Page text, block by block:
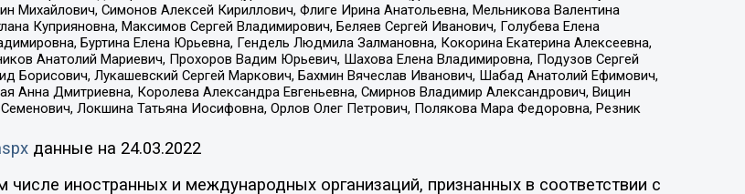
Михайлович, Симонов Алексей Кириллович, Флиге Ирина Анатольевна, Мельникова Валентина
Куприяновна, Максимов Сергей Владимирович, Беляев Сергей Иванович, Голубева Елена
Буртина Елена Юрьевна, Гендель Людмила Залмановна, Кокорина Екатерина Алексеевна,
Анатолий Мариевич, Прохоров Вадим Юрьевич, Шахова Елена Владимировна, Подузов Сергей
Борисович, Лукашевский Сергей Маркович, Бахмин Вячеслав Иванович, Шабад Анатолий Ефимович,
Анна Дмитриевна, Королева Александра Евгеньевна, Смирнов Владимир Александрович, Вицин
Локшина Татьяна Иосифовна, Орлов Олег Петрович, Полякова Мара Федоровна, Резник
данные на 24.03.2022
иностранных и международных организаций, признанных в соответствии с